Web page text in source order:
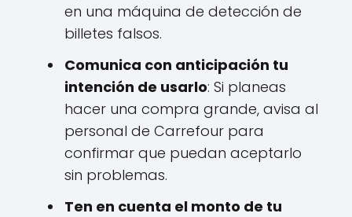
en una máquina de detección de
billetes falsos.
Comunica con anticipación tu
intención de usarlo: Si planeas
hacer una compra grande, avisa al
personal de Carrefour para
confirmar que puedan aceptarlo
sin problemas.
Ten en cuenta el monto de tu